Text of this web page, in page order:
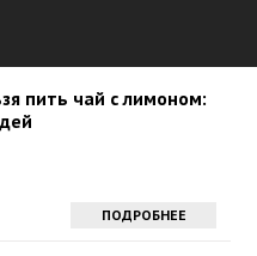
пить чай с лимоном:
ПОДРОБНЕЕ